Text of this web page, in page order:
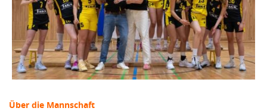
Über die Mannschaft